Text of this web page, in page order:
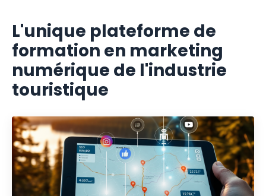
L'unique plateforme de
formation en marketing
numérique de l'industrie
touristique